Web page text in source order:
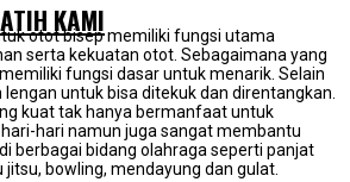
KAMI
otot bisep memiliki fungsi utama
serta kekuatan otot. Sebagaimana yang
fungsi dasar untuk menarik. Selain
untuk bisa ditekuk dan direntangkan.
kuat tak hanya bermanfaat untuk
hari namun juga sangat membantu
berbagai bidang olahraga seperti panjat
jitsu, bowling, mendayung dan gulat.